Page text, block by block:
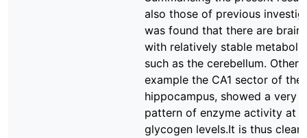
also those of previous
was found that there are brain
with relatively stable
such as the cerebellum. Other
example the CA1 sector of the
hippocampus, showed a very
pattern of enzyme activity at
glycogen levels.It is thus clear